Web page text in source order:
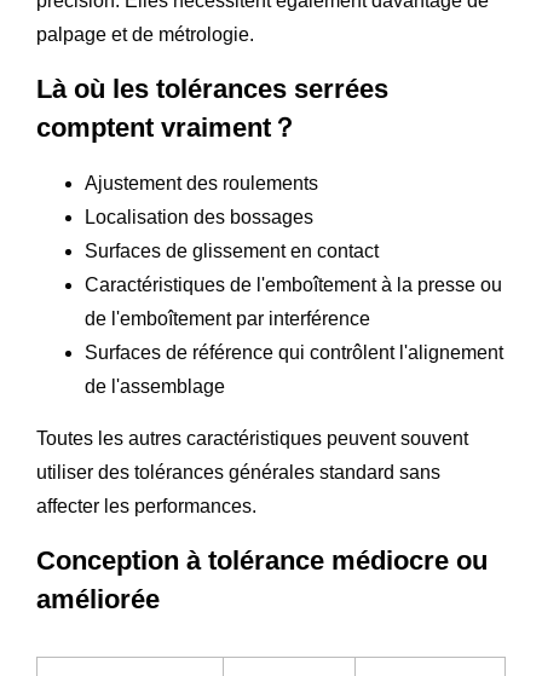
palpage et de métrologie.
Là où les tolérances serrées
comptent vraiment？
Ajustement des roulements
Localisation des bossages
Surfaces de glissement en contact
Caractéristiques de l'emboîtement à la presse ou
de l'emboîtement par interférence
Surfaces de référence qui contrôlent l'alignement
de l'assemblage
Toutes les autres caractéristiques peuvent souvent
utiliser des tolérances générales standard sans
affecter les performances.
Conception à tolérance médiocre ou
améliorée